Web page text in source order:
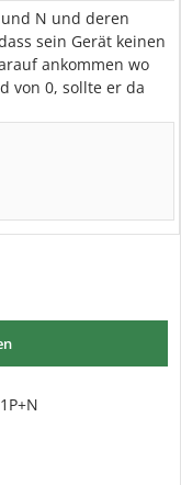
N und deren
sein Gerät keinen
ankommen wo
von 0, sollte er da